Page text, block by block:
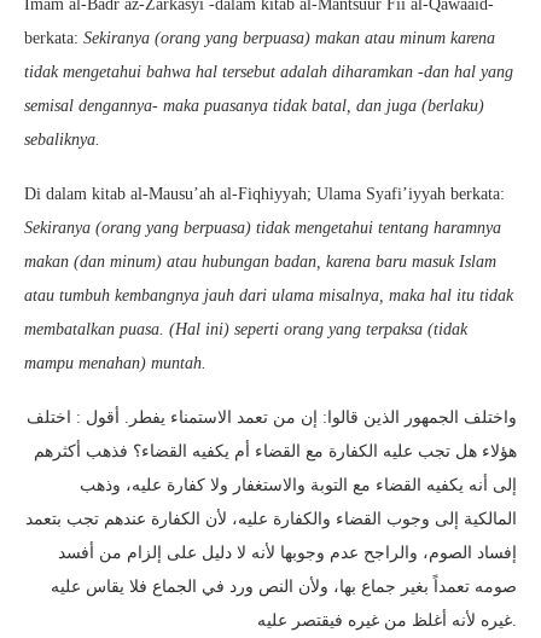
Imam al-Badr az-Zarkasyi -dalam kitab al-Mantsuur Fii al-Qawaaid-
berkata: Sekiranya (orang yang berpuasa) makan atau minum karena
tidak mengetahui bahwa hal tersebut adalah diharamkan -dan hal yang
semisal dengannya- maka puasanya tidak batal, dan juga (berlaku)
sebaliknya.
Di dalam kitab al-Mausu’ah al-Fiqhiyyah; Ulama Syafi’iyyah berkata:
Sekiranya (orang yang berpuasa) tidak mengetahui tentang haramnya
makan (dan minum) atau hubungan badan, karena baru masuk Islam
atau tumbuh kembangnya jauh dari ulama misalnya, maka hal itu tidak
membatalkan puasa. (Hal ini) seperti orang yang terpaksa (tidak
mampu menahan) muntah.
واختلف الجمهور الذين قالوا: إن من تعمد الاستمناء يفطر. أقول : اختلف
هؤلاء هل تجب عليه الكفارة مع القضاء أم يكفيه القضاء؟ فذهب أكثرهم
إلى أنه يكفيه القضاء مع التوبة والاستغفار ولا كفارة عليه، وذهب
المالكية إلى وجوب القضاء والكفارة عليه، لأن الكفارة عندهم تجب بتعمد
إفساد الصوم، والراجح عدم وجوبها لأنه لا دليل على إلزام من أفسد
صومه تعمداً بغير جماع بها، ولأن النص ورد في الجماع فلا يقاس عليه
غيره لأنه أغلظ من غيره فيقتصر عليه.